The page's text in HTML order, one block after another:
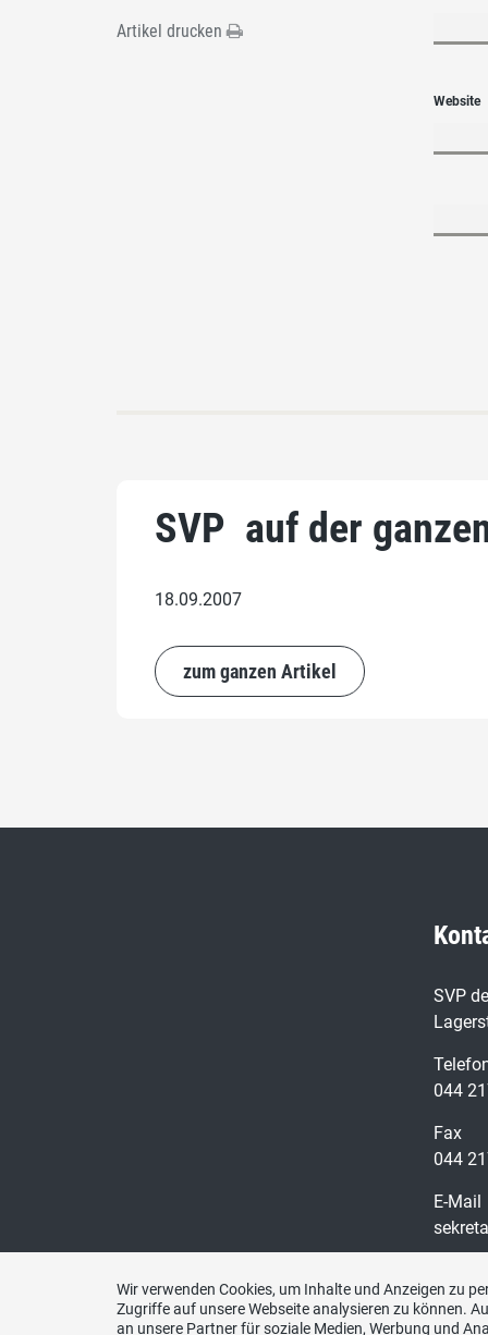
Website
Artikel drucken
SVP  auf der
18.09.2007
zum ganzen Artikel
SVP
044
Fax
044
E-Mail
Wir verwenden Cookies, um Inhalte und Anzeigen zu
Zugriffe auf unsere Webseite analysieren zu können.
an unsere Partner für soziale Medien, Werbung und